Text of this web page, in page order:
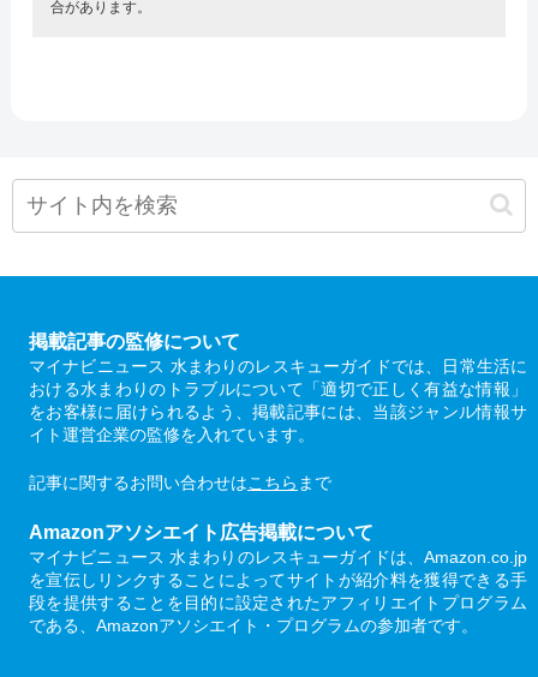
合があります。
掲載記事の監修について
マイナビニュース 水まわりのレスキューガイドでは、日常生活に
おける水まわりのトラブルについて「適切で正しく有益な情報」
をお客様に届けられるよう、掲載記事には、当該ジャンル情報サ
イト運営企業の監修を入れています。
記事に関するお問い合わせはこちら まで
Amazonアソシエイト広告掲載について
マイナビニュース 水まわりのレスキューガイドは、Amazon.co.jp
を宣伝しリンクすることによってサイトが紹介料を獲得できる手
段を提供することを目的に設定されたアフィリエイトプログラム
である、Amazonアソシエイト・プログラムの参加者です。